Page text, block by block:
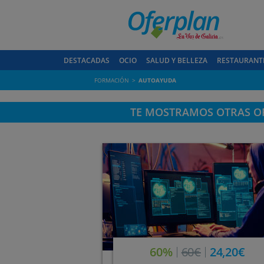
DESTACADAS OCIO SALUD Y BELLEZA
FORMACIÓN AUTOAYUDA
TE MOSTRAMOS OTRAS
60% 60€ 24,20€